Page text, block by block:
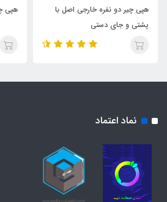
هپی چیر دو نفره خارجی اصل با
پشتی و جای دستی
هپی
نماد اعتماد